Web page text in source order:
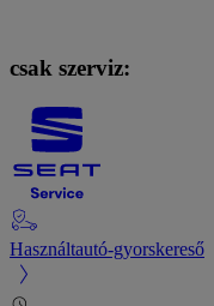
csak szerviz:
Használtautó-gyorskereső